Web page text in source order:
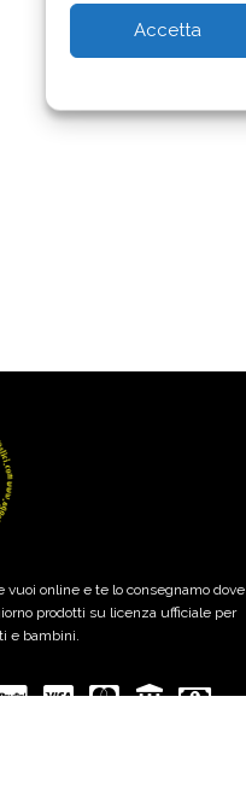
Accetta
vuoi online e te lo consegnamo dove
prodotti su licenza ufficiale per
e bambini.